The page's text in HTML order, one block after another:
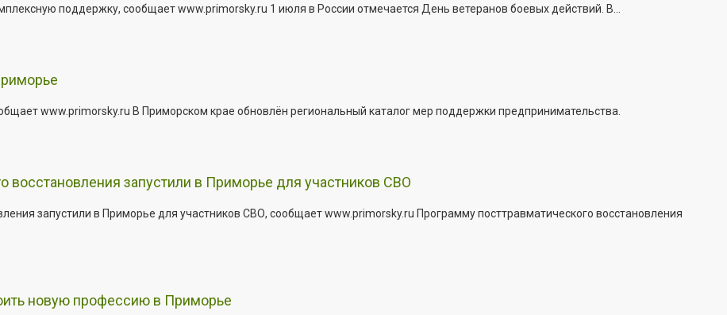
поддержку, сообщает www.primorsky.ru 1 июля в России отмечается День ветеранов боевых действий. В...
www.primorsky.ru В Приморском крае обновлён региональный каталог мер поддержки предпринимательства.
восстановления запустили в Приморье для участников СВО
запустили в Приморье для участников СВО, сообщает www.primorsky.ru Программу посттравматического восстановления
новую профессию в Приморье